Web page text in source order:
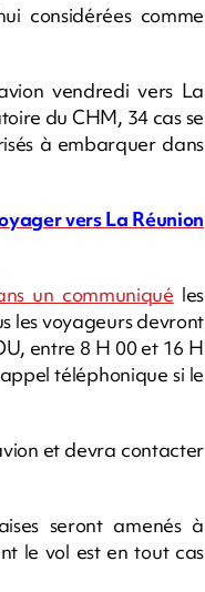
considérées comme
vendredi vers La
du CHM, 34 cas se
à embarquer dans
vers La Réunion
un communiqué les
les voyageurs devront
entre 8 H 00 et 16 H
téléphonique si le
et devra contacter
seront amenés à
le vol est en tout cas